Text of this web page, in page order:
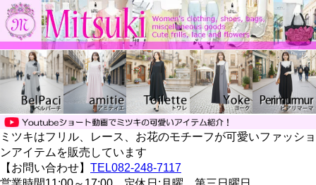
ミツキはフリル、レース、お花のモチーフが可愛いファッショ
ンアイテムを販売しています
【お問い合わせ】 TEL082-248-7117